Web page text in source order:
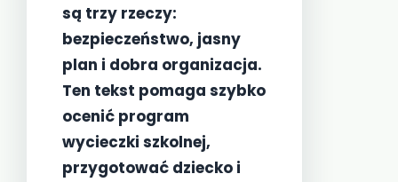
są trzy rzeczy:
bezpieczeństwo, jasny
plan i dobra organizacja.
Ten tekst pomaga szybko
ocenić program
wycieczki szkolnej,
przygotować dziecko i